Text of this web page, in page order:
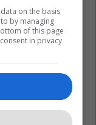
on the basis
by managing
of this page
in privacy